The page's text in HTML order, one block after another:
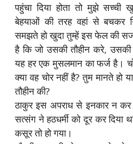
पहुंचा दिया होता तो मुझे सच्ची
बेहयाओं की तरह वहां से
समझते हो खुदा तुम्हें इस फेल की
है कि जो उसकी तौहीन करे, उसकी
यह हर एक मुसलमान का फर्ज है।
क्या वह चोर नहीं है? तुम मानते हो
तौहीन की?
ठाकुर इस अपराध से इनकार न
सत्संग ने हठधर्मी को दूर कर दिया
कसूर तो हो गया।